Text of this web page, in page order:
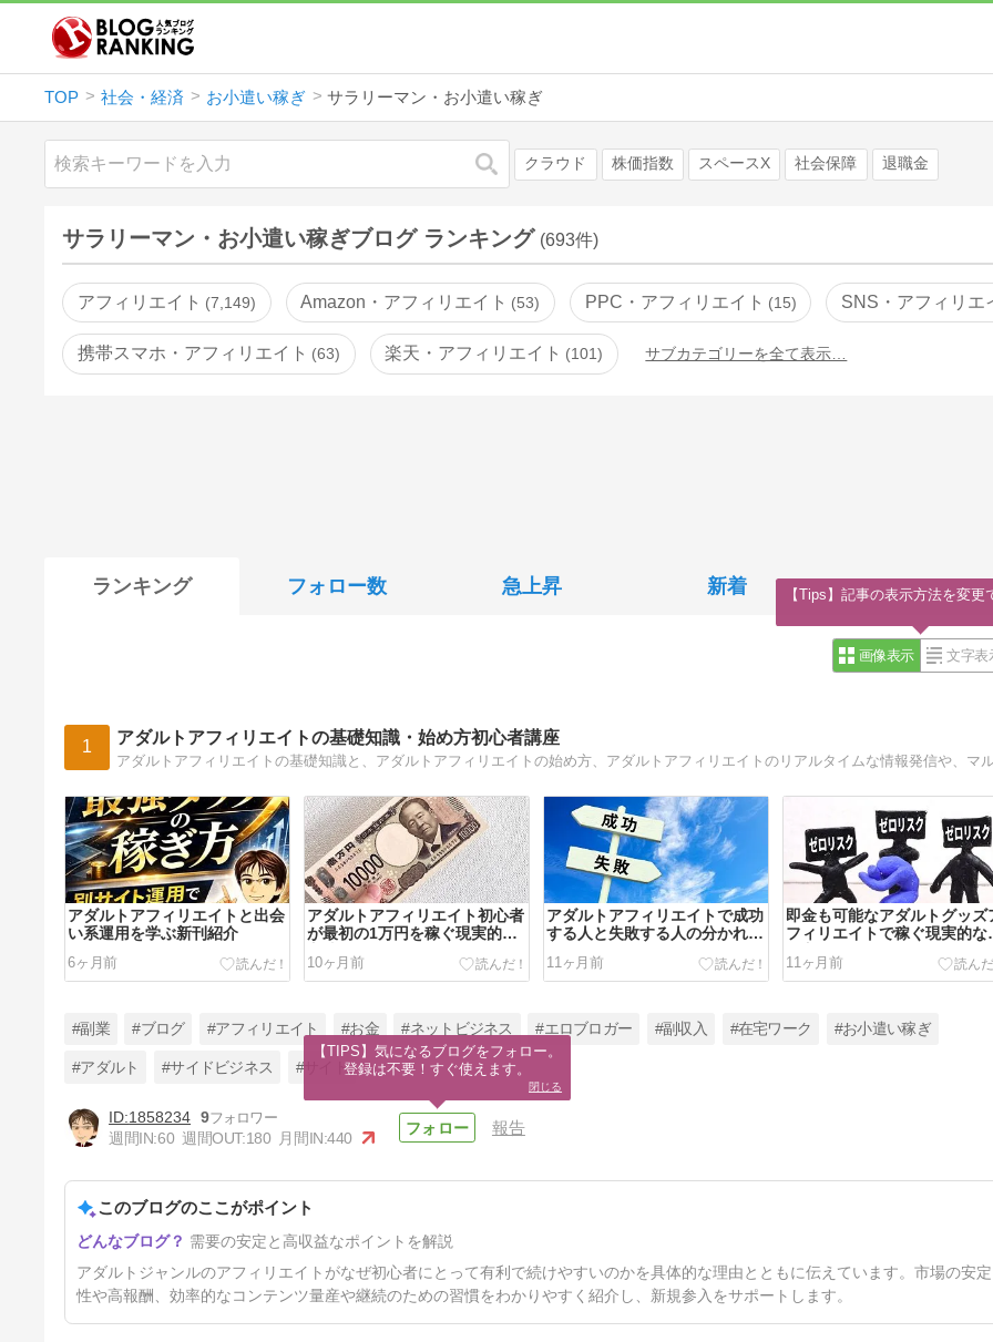
TOP 社会・経済 お小遣い稼ぎ サラリーマン・お小遣い稼ぎ
検索 クラウド 株価指数 スペースX 社会保障 退職金
サラリーマン・お小遣い稼ぎブログ ランキング (693件)
アフィリエイト 7,149 Amazon・アフィリエイト 53 PPC・アフィリエイト 15 SNS・アフィリエ
携帯スマホ・アフィリエイト 63 楽天・アフィリエイト 101 サブカテゴリーを全て表示…
ランキング フォロー数 急上昇 新着
画像表示 文字表
1 アダルトアフィリエイトの基礎知識・始め方初心者講座
アダルトアフィリエイトと出会
い系運用を学ぶ新刊紹介
6ヶ月前
アダルトアフィリエイト初心者
が最初の1万円を稼ぐ現実的な
10ヶ月前
アダルトアフィリエイトで成功
する人と失敗する人の分かれ道
11ヶ月前
即金も可能なアダルトグッズ
フィリエイトで稼ぐ現実的な
11ヶ月前
AIリライトで稼ぐアダルトアフ
ィリエイト複数サイト戦略
#副業 #ブログ #アフィリエイト #お金 #ネットビジネス #エロブロガー #副収入 #在宅ワーク #お小遣い稼ぎ
#アダルト #サイドビジネス #サイト
1858234 9
週間IN:60 週間OUT:180 月間IN:440
報告
このブログのここがポイント
需要の安定と高収益なポイントを解説
アダルトジャンルのアフィリエイトがなぜ初心者にとって有利で続けやすいのかを具体的な理由とともに伝えています。市場の安定
性や高報酬、効率的なコンテンツ量産や継続のための習慣をわかりやすく紹介し、新規参入をサポートします。
【TIPS】気になるブログをフォロー。
登録は不要！すぐ使えます。
閉じる
【Tips】記事の表示方法を変更